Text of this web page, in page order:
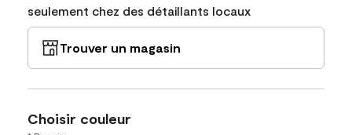
seulement chez des détaillants locaux
Trouver un magasin
Choisir couleur